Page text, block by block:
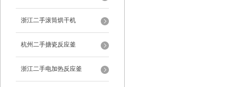
浙江二手滚筒烘干机
杭州二手搪瓷反应釜
浙江二手电加热反应釜